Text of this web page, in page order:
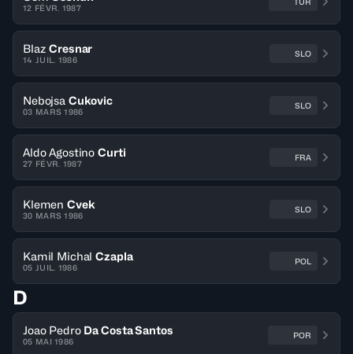
12 FÉVR. 1987
Blaz Cresnar
14 JUIL. 1986
SLO
Nebojsa Cukovic
03 MARS 1986
SLO
Aldo Agostino Curti
27 FÉVR. 1987
FRA
Klemen Cvek
30 MARS 1986
SLO
Kamil Michal Czapla
05 JUIL. 1986
POL
D
Joao Pedro Da Costa Santos
05 MAI 1986
POR